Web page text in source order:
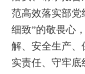
范高效落实部
细致”的敬畏心
解、安全生产、
实责任、守牢底